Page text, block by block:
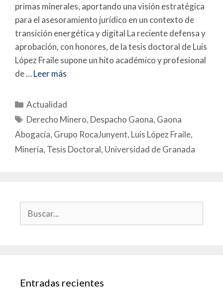
primas minerales, aportando una visión estratégica
para el asesoramiento jurídico en un contexto de
transición energética y digital La reciente defensa y
aprobación, con honores, de la tesis doctoral de Luis
López Fraile supone un hito académico y profesional
de …Leer más
Actualidad
Derecho Minero, Despacho Gaona, Gaona
Abogacía, Grupo RocaJunyent, Luis López Fraile,
Minería, Tesis Doctoral, Universidad de Granada
Entradas recientes